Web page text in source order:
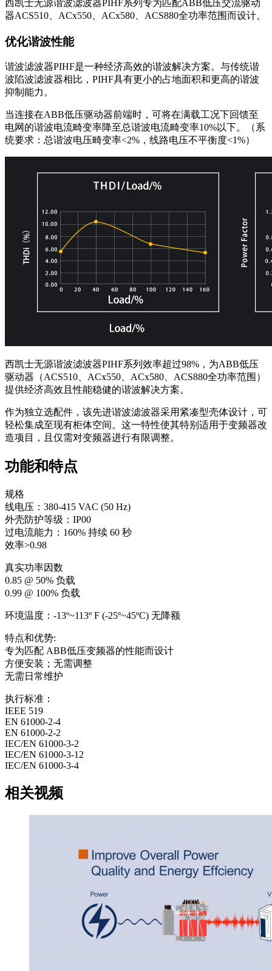
西凯士无源谐波滤波器PIHF系列专为匹配ABB低压交流驱动
器ACS510、ACx550、ACx580、ACS880全功率范围而设计。
优化谐波性能
谐波滤波器PIHF是一种经济高效的谐波解决方案。与传统谐
波陷波滤波器相比，PIHF具有更小的占地面积和更高的谐波
抑制能力。
当连接在ABB低压驱动器前端时，可将在满载工况下回馈至
电网的谐波电流畸变率降至总谐波电流畸变率10%以下。（系
统要求：总谐波电压畸变率<2%，线路电压不平衡度<1%）
西凯士无源谐波滤波器PIHF系列效率超过98%，为ABB低压
驱动器（ACS510、ACx550、ACx580、ACS880全功率范围）
提供经济高效且性能稳健的谐波解决方案。
作为独立选配件，该先进谐波滤波器采用紧凑型壳体设计，可
轻松集成至现有柜体空间。这一特性使其特别适用于变频器改
造项目，且仅需对变频器进行有限调整。
功能和特点
规格
线电压：380-415 VAC (50 Hz)
外壳防护等级：IP00
过电流能力：160% 持续 60 秒
效率>0.98
真实功率因数
0.85 @ 50% 负载
0.99 @ 100% 负载
环境温度：-13º~113º F (-25º~45ºC) 无降额
特点和优势:
专为匹配 ABB低压变频器的性能而设计
方便安装；无需调整
无需日常维护
执行标准：
IEEE 519
EN 61000-2-4
EN 61000-2-2
IEC/EN 61000-3-2
IEC/EN 61000-3-12
IEC/EN 61000-3-4
相关视频